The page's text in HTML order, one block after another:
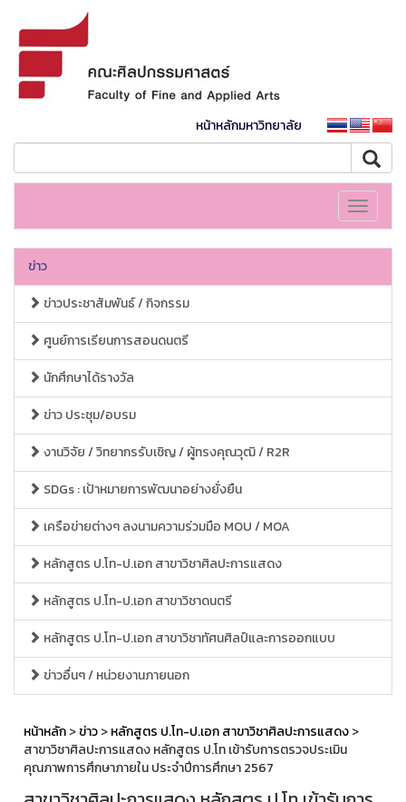
หน้าหลักมหาวิทยาลัย
Toggle
ข่าว
ข่าวประชาสัมพันธ์ / กิจกรรม
ศูนย์การเรียนการสอนดนตรี
นักศึกษาได้รางวัล
ข่าว ประชุม/อบรม
งานวิจัย / วิทยากรรับเชิญ / ผู้ทรงคุณวุฒิ / R2R
SDGs : เป้าหมายการพัฒนาอย่างยั่งยืน
เครือข่ายต่างๆ ลงนามความร่วมมือ MOU / MOA
หลักสูตร ป.โท-ป.เอก สาขาวิชาศิลปะการแสดง
หลักสูตร ป.โท-ป.เอก สาขาวิชาดนตรี
หลักสูตร ป.โท-ป.เอก สาขาวิชาทัศนศิลป์และการออกแบบ
ข่าวอื่นๆ / หน่วยงานภายนอก
หน้าหลัก>ข่าว>หลักสูตร ป.โท-ป.เอก สาขาวิชาศิลปะการแสดง>
สาขาวิชาศิลปะการแสดง หลักสูตร ป.โท เข้ารับการตรวจประเมิน
คุณภาพการศึกษาภายใน ประจำปีการศึกษา 2567